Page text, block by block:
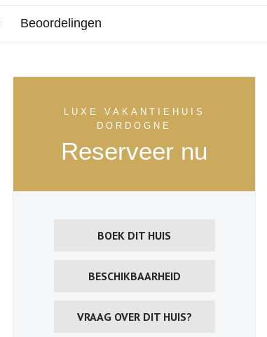
Beoordelingen
LUXE VAKANTIEHUIS
DORDOGNE
Reserveer nu
BOEK DIT HUIS
BESCHIKBAARHEID
VRAAG OVER DIT HUIS?